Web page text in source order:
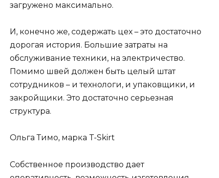
загружено максимально.
И, конечно же, содержать цех – это достаточно
дорогая история. Большие затраты на
обслуживание техники, на электричество.
Помимо швей должен быть целый штат
сотрудников – и технологи, и упаковщики, и
закройщики. Это достаточно серьезная
структура.
Ольга Тимо, марка T-Skirt
Собственное производство дает